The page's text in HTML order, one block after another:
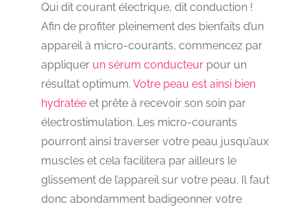
Qui dit courant électrique, dit conduction !
Afin de profiter pleinement des bienfaits d’un
appareil à micro-courants, commencez par
appliquer un sérum conducteur pour un
résultat optimum. Votre peau est ainsi bien
hydratée et prête à recevoir son soin par
électrostimulation. Les micro-courants
pourront ainsi traverser votre peau jusqu’aux
muscles et cela facilitera par ailleurs le
glissement de l’appareil sur votre peau. Il faut
donc abondamment badigeonner votre